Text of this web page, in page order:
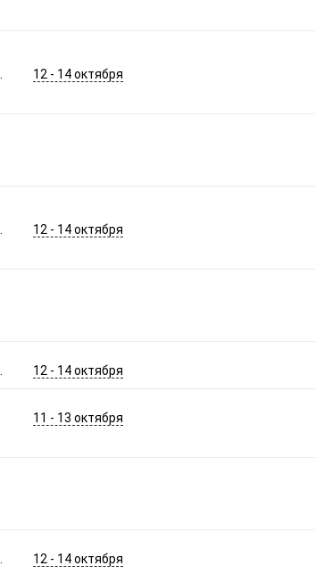
12 - 14 октября
12 - 14 октября
12 - 14 октября
11 - 13 октября
12 - 14 октября